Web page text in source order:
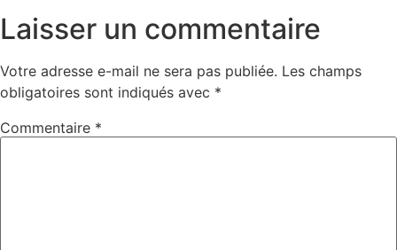
Laisser un commentaire
Votre adresse e-mail ne sera pas publiée. Les champs
obligatoires sont indiqués avec *
Commentaire *